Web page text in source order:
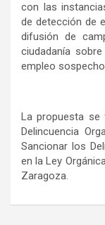
con las
de detección de
difusión de
ciudadanía
empleo
La propuesta se
Delincuencia
Sancionar los
en la Ley
Zaragoza.